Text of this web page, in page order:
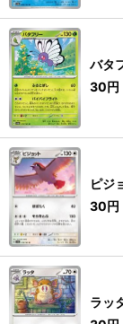
バタ
30円
ピジ
30円
ラッ